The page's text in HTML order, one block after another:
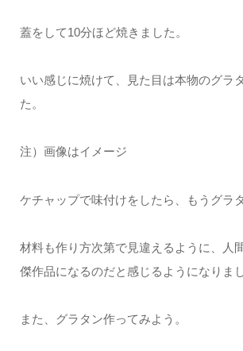
蓋をして10分ほど焼きました。
いい感じに焼けて、見た目は本物のグラ
た。
注）画像はイメージ
ケチャップで味付けをしたら、もうグラ
材料も作り方次第で見違えるように、人
傑作品になるのだと感じるようになりまし
また、グラタン作ってみよう。